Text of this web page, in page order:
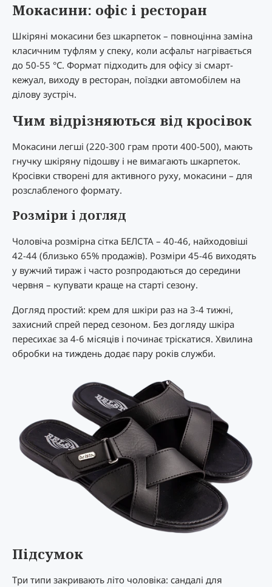
Мокасини: офіс і ресторан
Шкіряні мокасини без шкарпеток – повноцінна заміна
класичним туфлям у спеку, коли асфальт нагрівається
до 50-55 °C. Формат підходить для офісу зі смарт-
кежуал, виходу в ресторан, поїздки автомобілем на
ділову зустріч.
Чим відрізняються від кросівок
Мокасини легші (220-300 грам проти 400-500), мають
гнучку шкіряну підошву і не вимагають шкарпеток.
Кросівки створені для активного руху, мокасини – для
розслабленого формату.
Розміри і догляд
Чоловіча розмірна сітка БЕЛСТА – 40-46, найходовіші
42-44 (близько 65% продажів). Розміри 45-46 виходять
у вужчий тираж і часто розпродаються до середини
червня – купувати краще на старті сезону.
Догляд простий: крем для шкіри раз на 3-4 тижні,
захисний спрей перед сезоном. Без догляду шкіра
пересихає за 4-6 місяців і починає тріскатися. Хвилина
обробки на тиждень додає пару років служби.
Підсумок
Три типи закривають літо чоловіка: сандалі для